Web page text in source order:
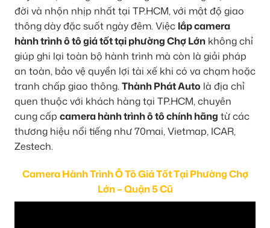
đời và nhộn nhịp nhất tại TP.HCM, với mật độ giao
thông dày đặc suốt ngày đêm. Việc lắp camera
hành trình ô tô giá tốt tại phường Chợ Lớn không chỉ
giúp ghi lại toàn bộ hành trình mà còn là giải pháp
an toàn, bảo vệ quyền lợi tài xế khi có va chạm hoặc
tranh chấp giao thông.Thành Phát Auto là địa chỉ
quen thuộc với khách hàng tại TP.HCM, chuyên
cung cấp camera hành trình ô tô chính hãng từ các
thương hiệu nổi tiếng như 70mai, Vietmap, ICAR,
Zestech.
Camera Hành Trình Ô Tô Giá Tốt Tại Phường Chợ
Lớn – Quận 5 Cũ